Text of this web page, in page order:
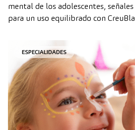
mental de los adolescentes,
para un uso equilibrado con
ESPECIALIDADES